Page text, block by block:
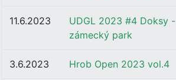
11.6.2023
UDGL 2023 #4 Doksy -
zámecký park
3.6.2023 Hrob Open 2023 vol.4